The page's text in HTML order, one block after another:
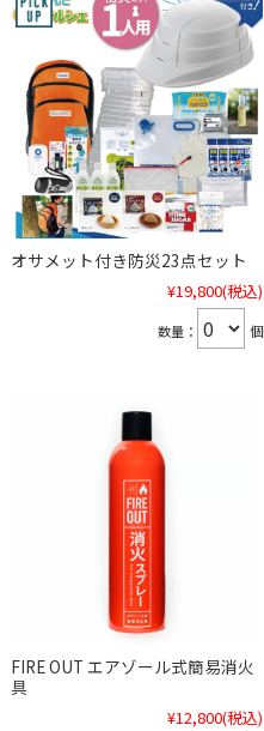
オサメット付き防災23点セット
¥19,800(税込)
数量： 個
FIRE OUT エアゾール式簡易消火
具
¥12,800(税込)